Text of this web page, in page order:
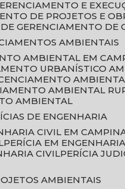
GERENCIAMENTO E
DE PROJETOS E
DE GERENCIAMENTO DE
AMBIENTAIS
AMBIENTAL EM
URBANÍSTICO
AMBIENTAL
AMBIENTAL
DE ENGENHARIA
CIVIL EM
PERÍCIA EM ENGENHARIA
CIVIL PERÍCIA
AMBIENTAIS